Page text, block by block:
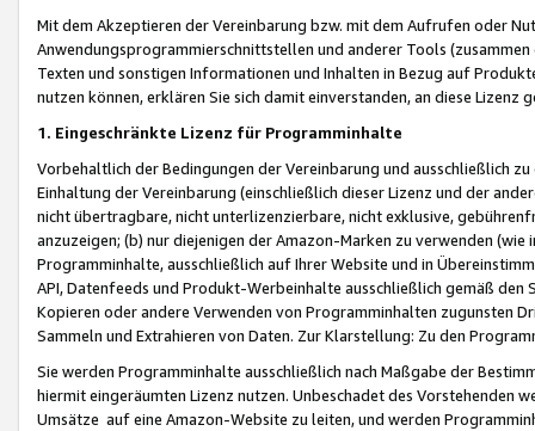
Mit dem Akzeptieren der Vereinbarung bzw. mit dem Aufrufen oder
Anwendungsprogrammierschnittstellen und anderer Tools (zusammen
Texten und sonstigen Informationen und Inhalten in Bezug auf
nutzen können, erklären Sie sich damit einverstanden, an diese Lizenz
1. Eingeschränkte Lizenz für Programminhalte
Vorbehaltlich der Bedingungen der Vereinbarung und ausschließlich
Einhaltung der Vereinbarung (einschließlich dieser Lizenz und der
nicht übertragbare, nicht unterlizenzierbare, nicht exklusive,
anzuzeigen; (b) nur diejenigen der Amazon-Marken zu verwenden
Programminhalte, ausschließlich auf Ihrer Website und in
API, Datenfeeds und Produkt-Werbeinhalte ausschließlich gemäß
Kopieren oder andere Verwenden von Programminhalten zugunsten
Sammeln und Extrahieren von Daten. Zur Klarstellung: Zu den
Sie werden Programminhalte ausschließlich nach Maßgabe der
hiermit eingeräumten Lizenz nutzen. Unbeschadet des Vorstehenden
Umsätze auf eine Amazon-Website zu leiten, und werden